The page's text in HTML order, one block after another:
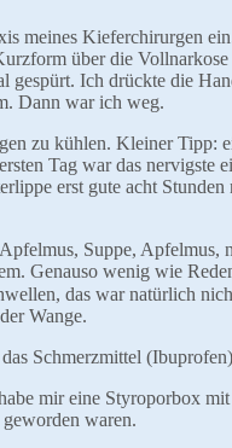
meines Kieferchirurgen
über die
Ich drückte die
Dann war ich weg.
zu kühlen. Kleiner Tipp:
Tag war das nervigste
erst gute acht
Suppe,
Genauso wenig wie
das war natürlich
Wange.
Schmerzmittel
mir eine Styroporbox
waren.